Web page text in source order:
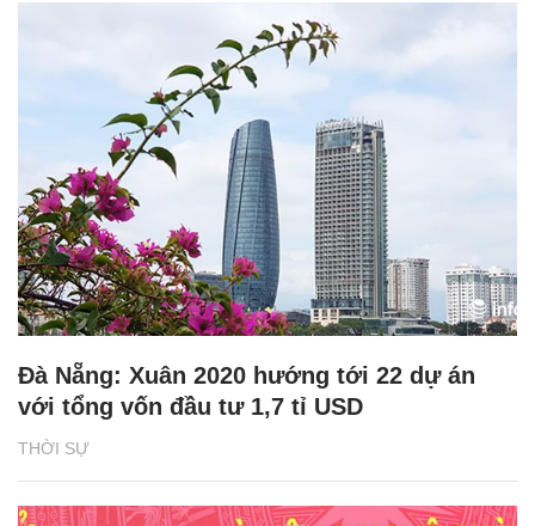
THỜI SỰ
Đà Nẵng: Xuân 2020 hướng tới 22 dự án
với tổng vốn đầu tư 1,7 tỉ USD